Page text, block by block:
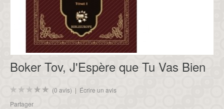
Boker Tov, J'Espère que Tu Vas Bien
(0 avis) | Écrire un avis
Partager